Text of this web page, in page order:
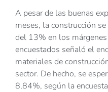
A pesar de las buenas
meses, la construcción
del 13% en los
encuestados señaló el
materiales de
sector. De hecho, se
8,84%, según la